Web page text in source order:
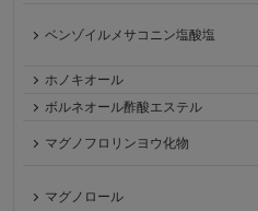
ベンゾイルメサコニン塩酸塩
ホノキオール
ボルネオール酢酸エステル
マグノフロリンヨウ化物
マグノロール